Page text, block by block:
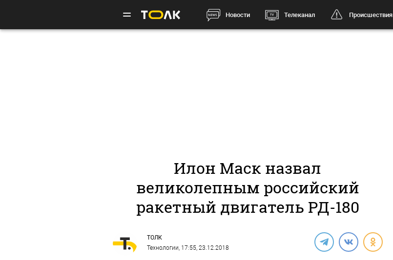
Новости Телеканал Происшествия
Илон Маск назвал
великолепным российский
ракетный двигатель РД-180
ТОЛК
Технологии, 17:55, 23.12.2018